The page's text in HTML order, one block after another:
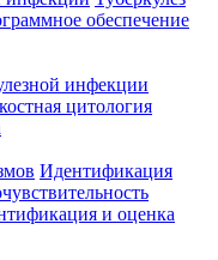
обеспечение
инфекции
цитология
Идентификация
и оценка